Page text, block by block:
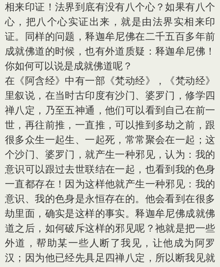
相来印证！法界到底有没有八个心？如果有八个
心，把八个心实证出来，就是由法界实相来印
证。同样的问题，释迦牟尼佛在二千五百多年前
成就佛道的时候，也有外道质疑：释迦牟尼佛！
你如何可以说是成就佛道呢？
在《阿含经》中有一部《梵动经》，《梵动经》
里叙说，在当时古印度有沙门、婆罗门，修学四
禅八定，乃至五神通，他们可以看到自己在前一
世，再往前推，一直推，可以推到多劫之前，跟
很多众生一起生、一起死，常常聚会在一起；这
个沙门、婆罗门，就产生一种邪见，认为：我的
意识可以跟过去世联结在一起，也看到我的色身
一直都存在！因为这样他就产生一种邪见：我的
意识、我的色身是永恒存在的。他会看到在很多
劫里面，确实是这样的事实。释迦牟尼佛成就佛
道之后，如何破斥这样的邪见呢？祂就是把一些
外道，帮助某一些人断了我见，让他成为阿罗
汉；因为他已经先具足四禅八定，所以断我见就